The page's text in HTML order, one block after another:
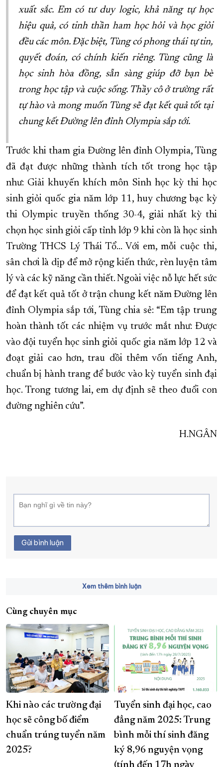
xuất sắc. Em có tư duy logic, khả năng tự học
hiệu quả, có tinh thần ham học hỏi và học giỏi
đều các môn. Đặc biệt, Tùng có phong thái tự tin,
quyết đoán, có chính kiến riêng. Tùng cũng là
học sinh hòa đồng, sẵn sàng giúp đỡ bạn bè
trong học tập và cuộc sống. Thầy cô ở trường rất
tự hào và mong muốn Tùng sẽ đạt kết quả tốt tại
chung kết Đường lên đỉnh Olympia sắp tới.
Trước khi tham gia Đường lên đỉnh Olympia, Tùng
đã đạt được những thành tích tốt trong học tập
như: Giải khuyến khích môn Sinh học kỳ thi học
sinh giỏi quốc gia năm lớp 11, huy chương bạc kỳ
thi Olympic truyền thống 30-4, giải nhất kỳ thi
chọn học sinh giỏi cấp tỉnh lớp 9 khi còn là học sinh
Trường THCS Lý Thái Tổ... Với em, mỗi cuộc thi,
sân chơi là dịp để mở rộng kiến thức, rèn luyện tâm
lý và các kỹ năng cần thiết. Ngoài việc nỗ lực hết sức
để đạt kết quả tốt ở trận chung kết năm Đường lên
đỉnh Olympia sắp tới, Tùng chia sẻ: “Em tập trung
hoàn thành tốt các nhiệm vụ trước mắt như: Được
vào đội tuyển học sinh giỏi quốc gia năm lớp 12 và
đoạt giải cao hơn, trau dồi thêm vốn tiếng Anh,
chuẩn bị hành trang để bước vào kỳ tuyển sinh đại
học. Trong tương lai, em dự định sẽ theo đuổi con
đường nghiên cứu”.
H.NGÂN
Gửi bình luận
Xem thêm bình luận
Cùng chuyên mục
Khi nào các trường đại
học sẽ công bố điểm
chuẩn trúng tuyển năm
2025?
Tuyển sinh đại học, cao
đẳng năm 2025: Trung
bình mỗi thí sinh đăng
ký 8,96 nguyện vọng